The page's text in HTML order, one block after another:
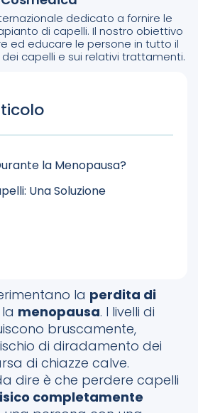
dedicato a fornire le
di capelli. Il nostro obiettivo
ed educare le persone in tutto il
capelli e sui relativi trattamenti.
la Menopausa?
Una Soluzione
la perdita di
menopausa. I livelli di
bruscamente,
di diradamento dei
di chiazze calve.
dire è che perdere capelli
completamente